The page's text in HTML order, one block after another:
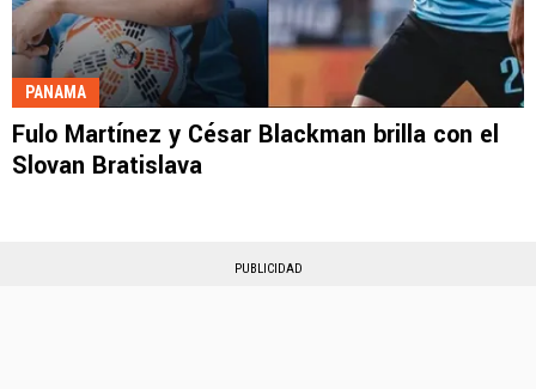
PANAMA
Fulo Martínez y César Blackman brilla con el
Slovan Bratislava
PUBLICIDAD